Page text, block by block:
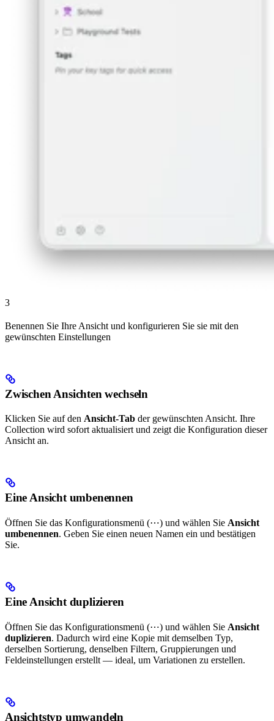
3
Benennen Sie Ihre Ansicht und konfigurieren Sie sie mit den
gewünschten Einstellungen
Zwischen Ansichten wechseln
Klicken Sie auf den Ansicht-Tab der gewünschten Ansicht. Ihre
Collection wird sofort aktualisiert und zeigt die Konfiguration dieser
Ansicht an.
Eine Ansicht umbenennen
Öffnen Sie das Konfigurationsmenü (⋯) und wählen Sie Ansicht
umbenennen. Geben Sie einen neuen Namen ein und bestätigen
Sie.
Eine Ansicht duplizieren
Öffnen Sie das Konfigurationsmenü (⋯) und wählen Sie Ansicht
duplizieren. Dadurch wird eine Kopie mit demselben Typ,
derselben Sortierung, denselben Filtern, Gruppierungen und
Feldeinstellungen erstellt — ideal, um Variationen zu erstellen.
Ansichtstyp umwandeln